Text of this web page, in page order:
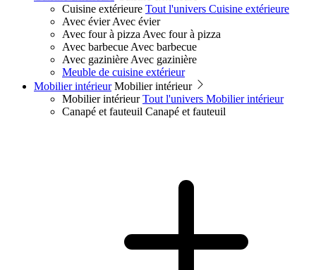
Cuisine extérieure Tout l'univers Cuisine extérieure
Avec évier Avec évier
Avec four à pizza Avec four à pizza
Avec barbecue Avec barbecue
Avec gazinière Avec gazinière
Meuble de cuisine extérieur
Mobilier intérieur Mobilier intérieur
Mobilier intérieur Tout l'univers Mobilier intérieur
Canapé et fauteuil Canapé et fauteuil